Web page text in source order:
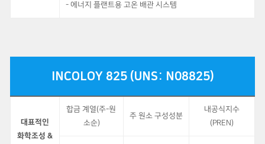
- 에너지 플랜트용 고온 배관 시스템
INCOLOY 825 (UNS: N08825)
대표적인
화학조성 &
합금 계열(주-원
소순)
주 원소 구성성분
내공식지수
(PREN)